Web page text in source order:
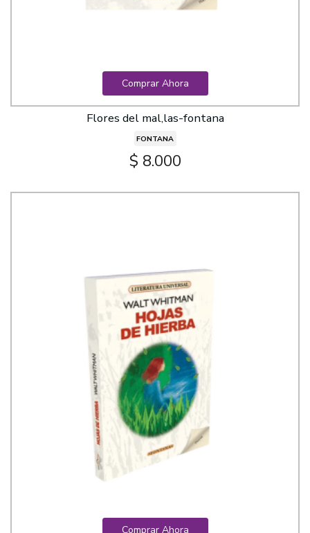
Comprar Ahora
Flores del mal,las-fontana
FONTANA
$ 8.000
Comprar Ahora